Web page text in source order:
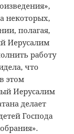
некоторых,
полагая,
Иерусалим
работу
что
этом
Иерусалим
делает
Господа